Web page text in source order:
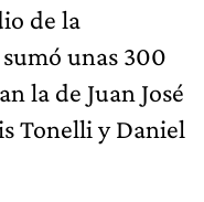
de la
unas 300
la de Juan José
Tonelli y Daniel